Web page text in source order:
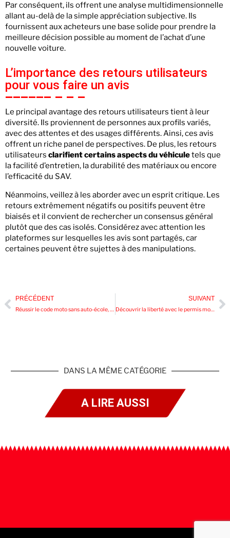
Par conséquent, ils offrent une analyse multidimensionnelle
allant au-delà de la simple appréciation subjective. Ils
fournissent aux acheteurs une base solide pour prendre la
meilleure décision possible au moment de l’achat d’une
nouvelle voiture.
L’importance des retours utilisateurs
pour vous faire un avis
Le principal avantage des retours utilisateurs tient à leur
diversité. Ils proviennent de personnes aux profils variés,
avec des attentes et des usages différents. Ainsi, ces avis
offrent un riche panel de perspectives. De plus, les retours
utilisateurs clarifient certains aspects du véhiculetels que
la facilité d’entretien, la durabilité des matériaux ou encore
l’efficacité du SAV.
Néanmoins, veillez à les aborder avec un esprit critique. Les
retours extrêmement négatifs ou positifs peuvent être
biaisés et il convient de rechercher un consensus général
plutôt que des cas isolés. Considérez avec attention les
plateformes sur lesquelles les avis sont partagés, car
certaines peuvent être sujettes à des manipulations.
PRÉCÉDENT
Réussir le code moto sans auto-école, c’est possible ?
SUIVANT
Découvrir la liberté avec le permis moto A2
DANS LA MÊME CATÉGORIE
A LIRE AUSSI